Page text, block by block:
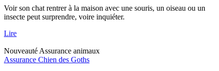
Voir son chat rentrer à la maison avec une souris, un oiseau ou un
insecte peut surprendre, voire inquiéter.
Lire
Nouveauté Assurance animaux
Assurance Chien des Goths